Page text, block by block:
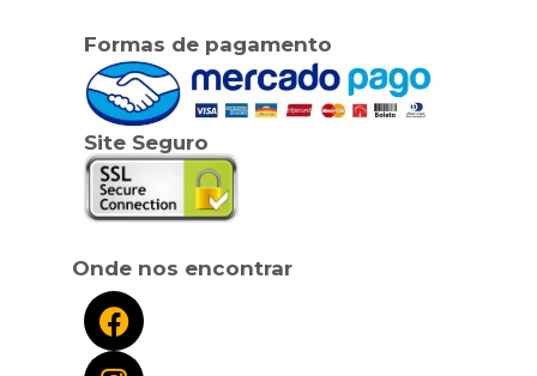
Formas de pagamento
Site Seguro
Onde nos encontrar